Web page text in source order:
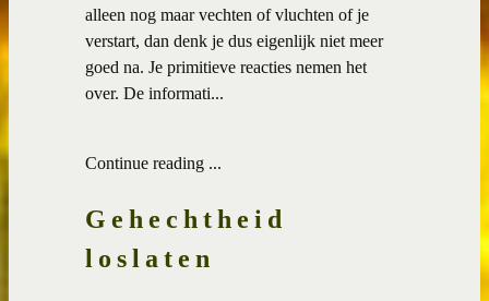
alleen nog maar vechten of vluchten of je
verstart, dan denk je dus eigenlijk niet meer
goed na. Je primitieve reacties nemen het
over. De informati...
Continue reading ...
Gehechtheid
loslaten